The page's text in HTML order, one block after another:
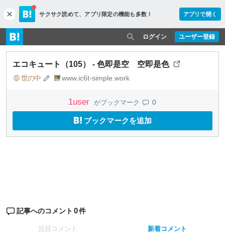
c
l
o
s
e
サクサク読めて、 アプリ限定の機能も多数！ アプリで開く
ユーザー登録
ログイン
エコキュート（105） - 色即是空 空即是色
世の中 www.ic6t-simple.work
1user がブックマーク 0
ブックマークを追加
記事へのコメント 0件
注目コメント 新着コメント